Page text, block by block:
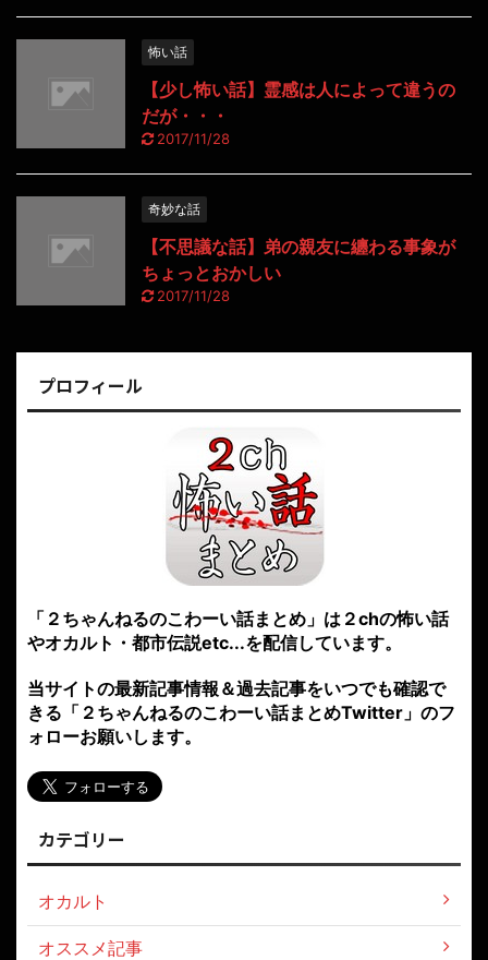
怖い話
【少し怖い話】霊感は人によって違うの
だが・・・
2017/11/28
奇妙な話
【不思議な話】弟の親友に纏わる事象が
ちょっとおかしい
2017/11/28
プロフィール
「２ちゃんねるのこわーい話まとめ」は２chの怖い話
やオカルト・都市伝説etc...を配信しています。
当サイトの最新記事情報＆過去記事をいつでも確認で
きる「２ちゃんねるのこわーい話まとめTwitter」のフ
ォローお願いします。
カテゴリー
オカルト
オススメ記事